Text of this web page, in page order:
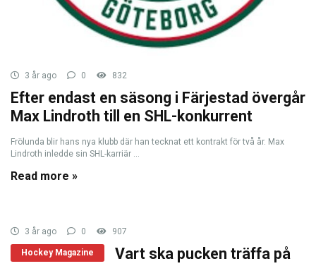
3 år ago 0 832
Efter endast en säsong i Färjestad övergår
Max Lindroth till en SHL-konkurrent
Frölunda blir hans nya klubb där han tecknat ett kontrakt för två år. Max
Lindroth inledde sin SHL-karriär ...
Read more »
3 år ago 0 907
Hockey Magazine
Vart ska pucken träffa på